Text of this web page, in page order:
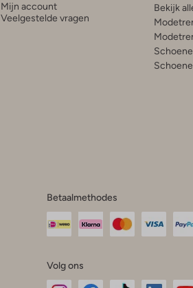
Mijn account
Veelgestelde vragen
Bekijk
Betaalmethodes
Volg ons